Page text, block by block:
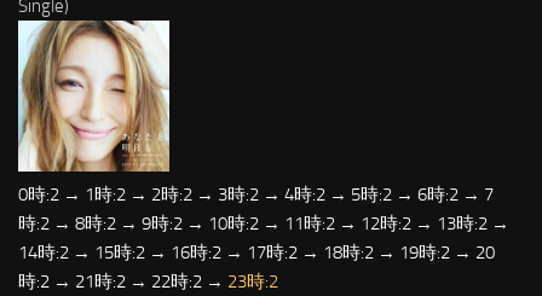
Single)
0時:2 → 1時:2 → 2時:2 → 3時:2 → 4時:2 → 5時:2 → 6時:2 → 7
時:2 → 8時:2 → 9時:2 → 10時:2 → 11時:2 → 12時:2 → 13時:2 →
14時:2 → 15時:2 → 16時:2 → 17時:2 → 18時:2 → 19時:2 → 20
時:2 → 21時:2 → 22時:2 → 23時:2